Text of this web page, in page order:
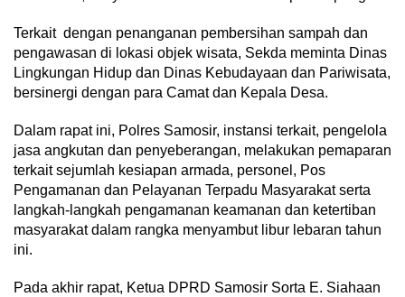
Terkait dengan penanganan pembersihan sampah dan
pengawasan di lokasi objek wisata, Sekda meminta Dinas
Lingkungan Hidup dan Dinas Kebudayaan dan Pariwisata,
bersinergi dengan para Camat dan Kepala Desa.
Dalam rapat ini, Polres Samosir, instansi terkait, pengelola
jasa angkutan dan penyeberangan, melakukan pemaparan
terkait sejumlah kesiapan armada, personel, Pos
Pengamanan dan Pelayanan Terpadu Masyarakat serta
langkah-langkah pengamanan keamanan dan ketertiban
masyarakat dalam rangka menyambut libur lebaran tahun
ini.
Pada akhir rapat, Ketua DPRD Samosir Sorta E. Siahaan